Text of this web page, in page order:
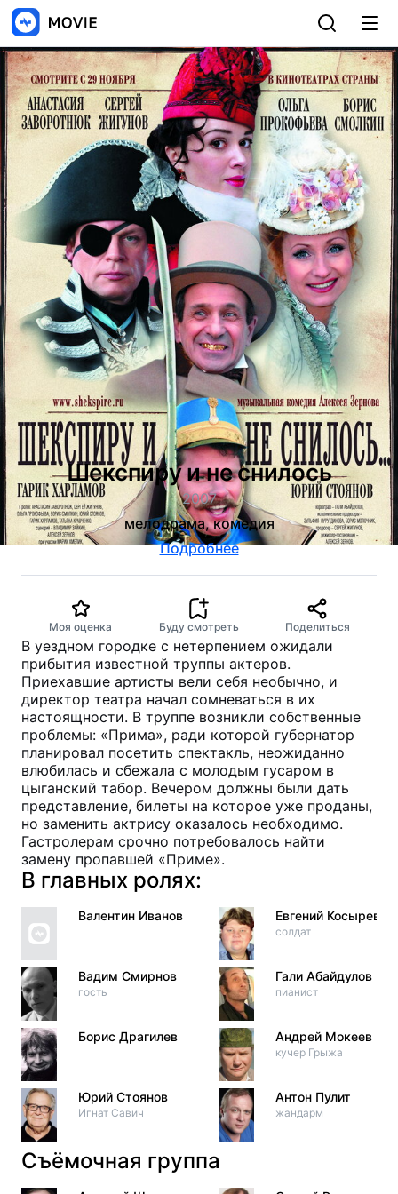
Шекспиру и не снилось
2007
мелодрама, комедия
Подробнее
Моя оценка Буду смотреть Поделиться
В уездном городке с нетерпением ожидали
прибытия известной труппы актеров.
Приехавшие артисты вели себя необычно, и
директор театра начал сомневаться в их
настоящности. В труппе возникли собственные
проблемы: «Прима», ради которой губернатор
планировал посетить спектакль, неожиданно
влюбилась и сбежала с молодым гусаром в
цыганский табор. Вечером должны были дать
представление, билеты на которое уже проданы,
но заменить актрису оказалось необходимо.
Гастролерам срочно потребовалось найти
замену пропавшей «Приме».
В главных ролях:
Валентин Иванов
Вадим Смирнов
гость
Борис Драгилев
Юрий Стоянов
Игнат Савич
Евгений Косырев
солдат
Гали Абайдулов
пианист
Андрей Мокеев
кучер Грыжа
Антон Пулит
жандарм
Съёмочная группа